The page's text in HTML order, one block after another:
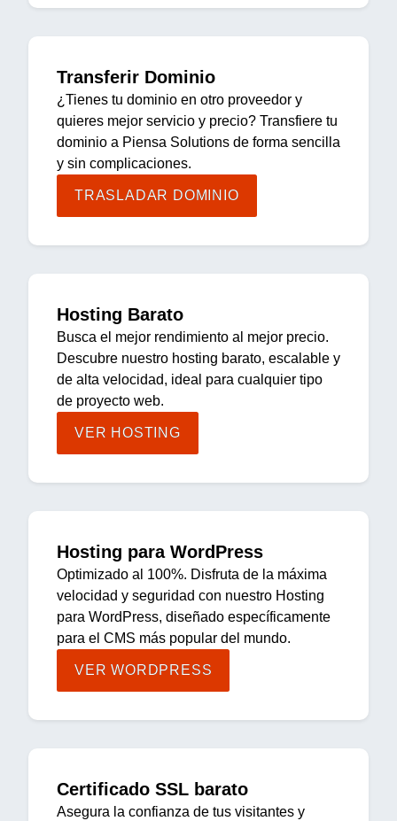
Transferir Dominio
¿Tienes tu dominio en otro proveedor y
quieres mejor servicio y precio? Transfiere tu
dominio a Piensa Solutions de forma sencilla
y sin complicaciones.
TRASLADAR DOMINIO
Hosting Barato
Busca el mejor rendimiento al mejor precio.
Descubre nuestro hosting barato, escalable y
de alta velocidad, ideal para cualquier tipo
de proyecto web.
VER HOSTING
Hosting para WordPress
Optimizado al 100%. Disfruta de la máxima
velocidad y seguridad con nuestro Hosting
para WordPress, diseñado específicamente
para el CMS más popular del mundo.
VER WORDPRESS
Certificado SSL barato
Asegura la confianza de tus visitantes y